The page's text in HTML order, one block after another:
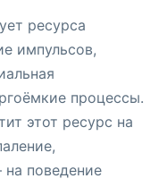
ресурса
импульсов,
процессы.
этот ресурс на
поведение